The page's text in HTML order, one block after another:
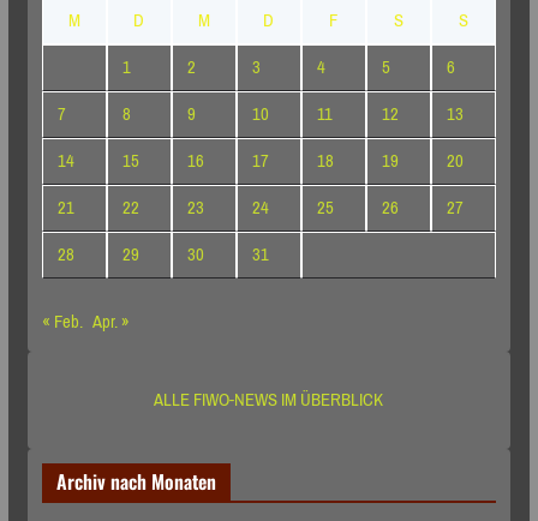
M
D M D F S
S
1
2 3 4 5
6
7
8 9 10 11 12
13
14
15 16 17 18 19
20
21
22 23 24 25 26
27
28
29 30
31
« Feb. Apr. »
ALLE FIWO-NEWS IM ÜBERBLICK
Archiv nach Monaten